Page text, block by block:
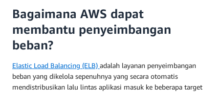
Bagaimana AWS dapat
membantu penyeimbangan
beban?
Elastic Load Balancing (ELB) adalah layanan penyeimbangan
beban yang dikelola sepenuhnya yang secara otomatis
mendistribusikan lalu lintas aplikasi masuk ke beberapa target